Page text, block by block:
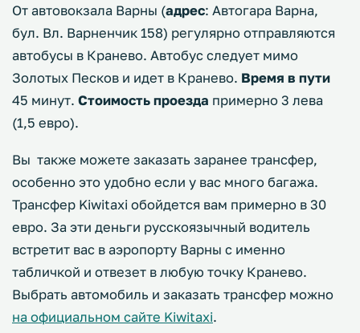
От автовокзала Варны (адрес: Автогара Варна,
бул. Вл. Варненчик 158) регулярно отправляются
автобусы в Кранево. Автобус следует мимо
Золотых Песков и идет в Кранево. Время в пути
45 минут. Стоимость проезда примерно 3 лева
(1,5 евро).
Вы также можете заказать заранее трансфер,
особенно это удобно если у вас много багажа.
Трансфер Kiwitaxi обойдется вам примерно в 30
евро. За эти деньги русскоязычный водитель
встретит вас в аэропорту Варны с именно
табличкой и отвезет в любую точку Кранево.
Выбрать автомобиль и заказать трансфер можно
на официальном сайте Kiwitaxi.